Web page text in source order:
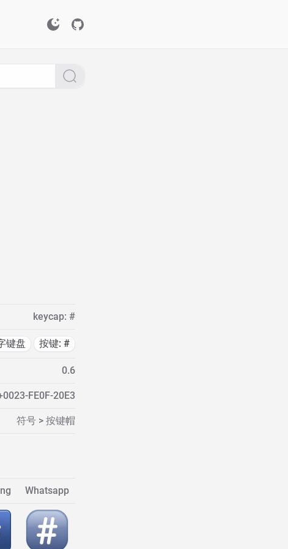
keycap: #
键盘 按键: #
0.6
FE0F-20E3
符号 > 按键帽
Whatsapp